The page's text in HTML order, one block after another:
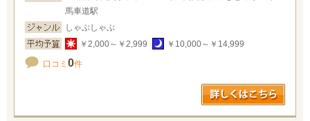
馬車道駅
しゃぶしゃぶ
￥2,000～￥2,999
￥10,000～￥14,999
口コミ 0件